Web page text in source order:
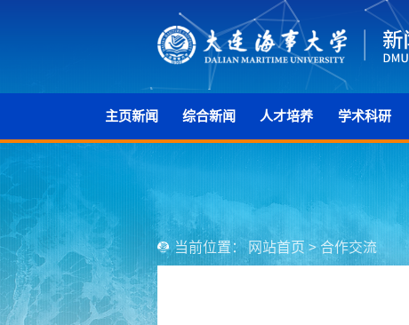
主页新闻 综合新闻 人才培养 学术科研
当前位置： 网站首页 > 合作交流